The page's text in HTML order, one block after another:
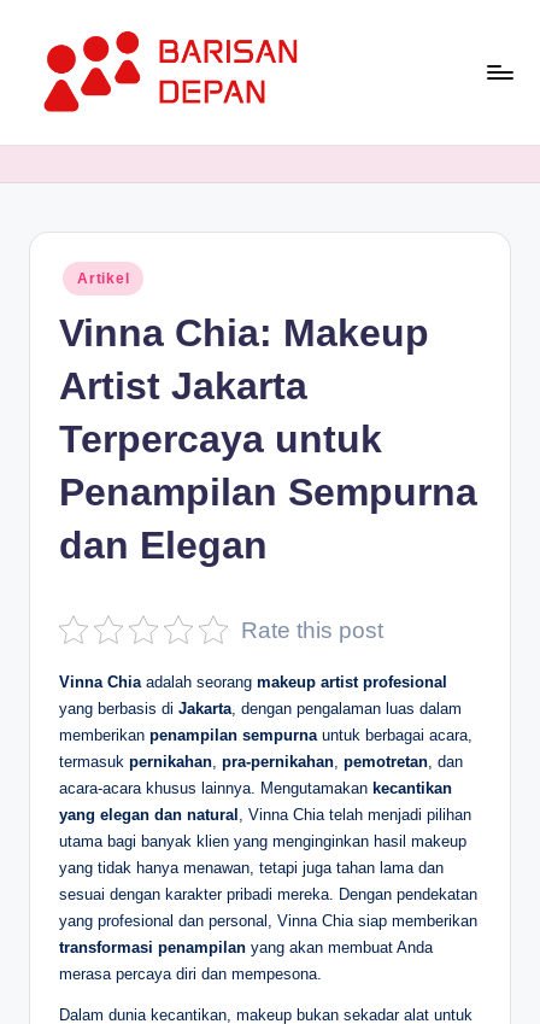
content
B
Terupdate
Posted
in
Artikel
Vinna Chia: Makeup
Artist Jakarta
Terpercaya untuk
Penampilan Sempurna
dan Elegan
Rate this post
Vinna Chia adalah seorang makeup artist profesional
yang berbasis di Jakarta , dengan pengalaman luas dalam
memberikan penampilan sempurna untuk berbagai acara,
termasuk pernikahan pra-pernikahan pemotretan , dan
acara-acara khusus lainnya. Mengutamakan kecantikan
yang elegan dan natural
, Vinna Chia telah menjadi pilihan
utama bagi banyak klien yang menginginkan hasil makeup
yang tidak hanya menawan, tetapi juga tahan lama dan
sesuai dengan karakter pribadi mereka. Dengan pendekatan
yang profesional dan personal, Vinna Chia siap memberikan
transformasi penampilan yang akan membuat Anda
merasa percaya diri dan mempesona.
Dalam dunia kecantikan, makeup bukan sekadar alat untuk